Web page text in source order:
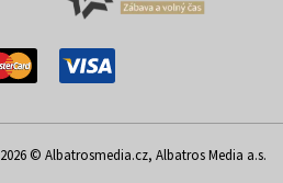
2026 © Albatrosmedia.cz, Albatros Media a.s.